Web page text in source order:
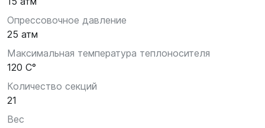
Опрессовочное давление
25 атм
Максимальная температура теплоносителя
120 С°
Количество секций
21
Вес